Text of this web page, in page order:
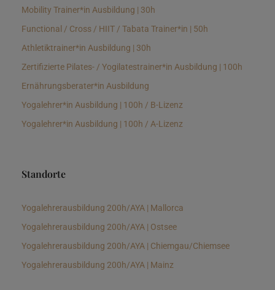
Mobility Trainer*in Ausbildung | 30h
Functional / Cross / HIIT / Tabata Trainer*in | 50h
Athletiktrainer*in Ausbildung | 30h
Zertifizierte Pilates- / Yogilatestrainer*in Ausbildung | 100h
Ernährungsberater*in Ausbildung
Yogalehrer*in Ausbildung | 100h / B-Lizenz
Yogalehrer*in Ausbildung | 100h / A-Lizenz
Standorte
Yogalehrerausbildung 200h/AYA | Mallorca
Yogalehrerausbildung 200h/AYA | Ostsee
Yogalehrerausbildung 200h/AYA | Chiemgau/Chiemsee
Yogalehrerausbildung 200h/AYA | Mainz